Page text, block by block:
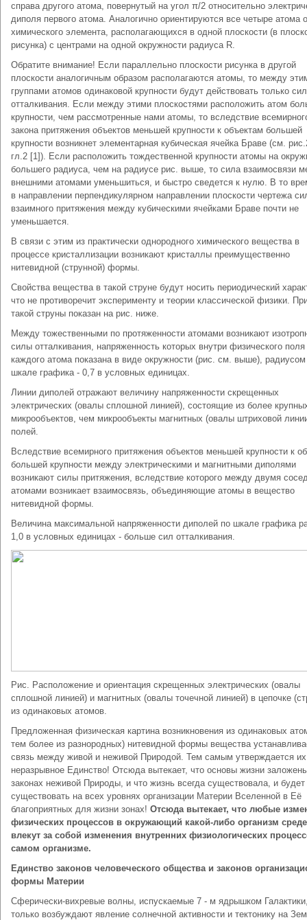
справа другого атома, повернутый на угол π/2 относительно
диполя первого атома. Аналогично ориентируются все четыре атома
химического элемента, располагающихся в одной плоскости (в
рисунка) с центрами на одной окружности радиуса R.
Обратите внимание! Если параллельно плоскости рисунка в другой
плоскости аналогичным образом располагаются атомы, то между
группами атомов одинаковой крупности будут действовать только
отталкивания. Если между этими плоскостями расположить атом
крупности, чем рассмотренные нами атомы, то вследствие
закона притяжения объектов меньшей крупности к объектам большей
крупности возникнет элементарная кубическая ячейка Браве (см.
гл.2 [1]). Если расположить тождественной крупности атомы на
большего радиуса, чем на радиусе рис. выше, то сила взаимосвязи
внешними атомами уменьшиться, и быстро сведется к нулю. В то
в направлении перпендикулярном направлении плоскости чертежа
взаимного притяжения между кубическими ячейками Браве почти не
уменьшается.
В связи с этим из практически однородного химического вещества в
процессе кристаллизации возникают кристаллы преимущественно
нитевидной (струнной) формы.
Свойства вещества в такой струне будут носить периодический
что не противоречит эксперименту и теории классической физики.
такой струны показан на рис. ниже.
Между тожественными по протяженности атомами возникают
силы отталкивания, напряженность которых внутри физического поля
каждого атома показана в виде окружности (рис. см. выше),
шкале графика - 0,7 в условных единицах.
Линии диполей отражают величину напряженности скрещенных
электрических (овалы сплошной линией), состоящие из более
микрообъектов, чем микрообъекты магнитных (овалы штриховой
полей.
Вследствие всемирного притяжения объектов меньшей крупности к
большей крупности между электрическими и магнитными диполями
возникают силы притяжения, вследствие которого между двумя
атомами возникает взаимосвязь, объединяющие атомы в вещество
нитевидной формы.
Величина максимальной напряженности диполей по шкале графика
1,0 в условных единицах - больше сил отталкивания.
Рис. Расположение и ориентация скрещенных электрических (овалы
сплошной линией) и магнитных (овалы точечной линией) в цепочке
из одинаковых атомов.
Предложенная физическая картина возникновения из одинаковых
тем более из разнородных) нитевидной формы вещества
связь между живой и неживой Природой. Тем самым утверждается их
неразрывное Единство! Отсюда вытекает, что основы жизни
законах неживой Природы, и что жизнь всегда существовала, и будет
существовать на всех уровнях организации Материи Вселенной в Её
благоприятных для жизни зонах! Отсюда вытекает, что любые
физических процессов в окружающий какой-либо организм среде
влекут за собой изменения внутренних физиологических
самом организме.
Единство законов человеческого общества и законов
формы Материи
Сферически-вихревые волны, испускаемые 7 - м ядрышком
только возбуждают явление солнечной активности и тектонику на